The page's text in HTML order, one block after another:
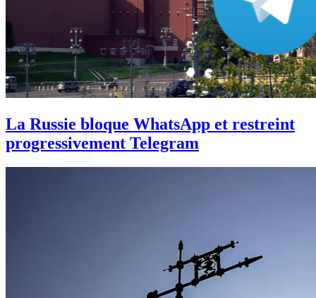
La Russie bloque WhatsApp et restreint
progressivement Telegram